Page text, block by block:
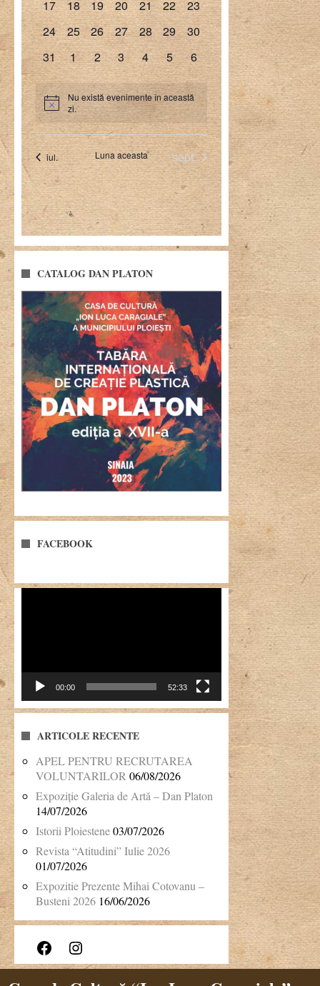
CATALOG DAN PLATON
FACEBOOK
00:00 52:33
ARTICOLE RECENTE
APEL PENTRU RECRUTAREA
VOLUNTARILOR 06/08/2026
Expoziție Galeria de Artă – Dan Platon
14/07/2026
Istorii Ploiestene03/07/2026
Revista “Atitudini” Iulie 2026
01/07/2026
Expozitie Prezente Mihai Cotovanu –
Busteni 2026 16/06/2026
Facebook Instagram